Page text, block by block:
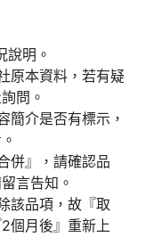
說明。
原本資料，若有疑
問。
簡介是否有標示，
併』，請確認品
言告知。
該品項，故『取
個月後』重新上